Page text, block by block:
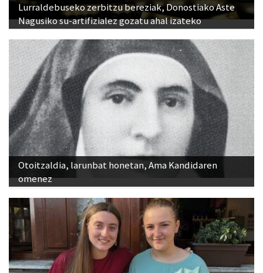
Lurraldebuseko zerbitzu bereziak, Donostiako Aste
Nagusiko su-artifizialez gozatu ahal izateko
Otoitzaldia, larunbat honetan, Ama Kandidaren
omenez